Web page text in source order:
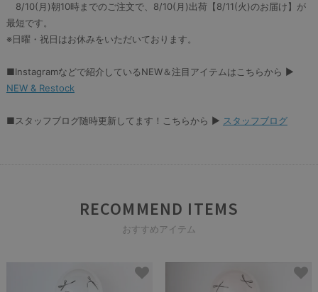
8/10(月)朝10時までのご注文で、8/10(月)出荷【8/11(火)のお届け】が
最短です。
※日曜・祝日はお休みをいただいております。
■Instagramなどで紹介しているNEW＆注目アイテムはこちらから ▶︎
NEW & Restock
■スタッフブログ随時更新してます！こちらから ▶︎ スタッフブログ
RECOMMEND ITEMS
おすすめアイテム